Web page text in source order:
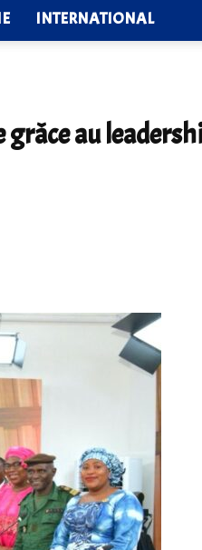
Ledenonciateur224
INTERNATIONAL
grâce au